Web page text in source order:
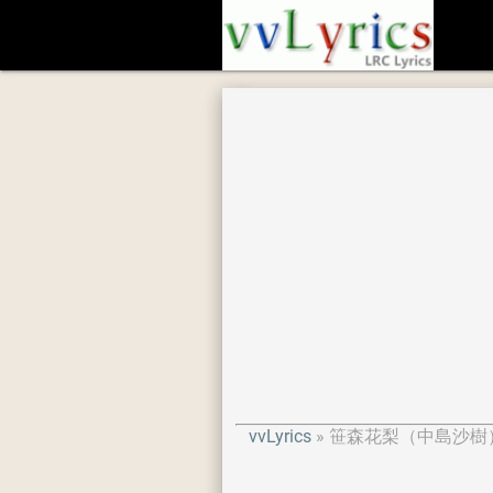
vvLyrics 笹森花梨（中島沙樹